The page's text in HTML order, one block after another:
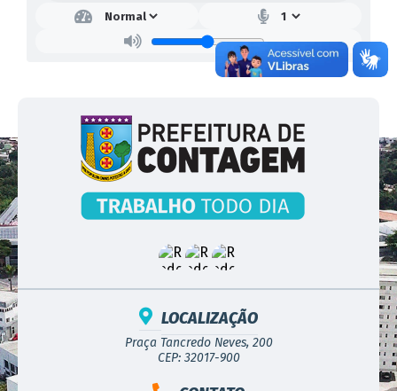
LOCALIZAÇÃO
Praça Tancredo Neves, 200
CEP: 32017-900